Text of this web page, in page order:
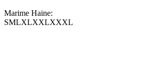
Marime Haine:
SMLXLXXLXXXL